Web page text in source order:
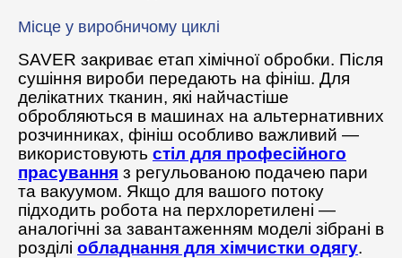
Місце у виробничому циклі
SAVER закриває етап хімічної обробки. Після
сушіння вироби передають на фініш. Для
делікатних тканин, які найчастіше
обробляються в машинах на альтернативних
розчинниках, фініш особливо важливий —
використовують стіл для професійного
прасування з регульованою подачею пари
та вакуумом. Якщо для вашого потоку
підходить робота на перхлоретилені —
аналогічні за завантаженням моделі зібрані в
розділі обладнання для хімчистки одягу.